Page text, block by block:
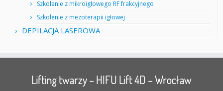
Szkolenie z mikroigłowego RF frakcyjnego
Szkolenie z mezoterapii igłowej
DEPILACJA LASEROWA
Lifting twarzy – HIFU Lift 4D – Wrocław